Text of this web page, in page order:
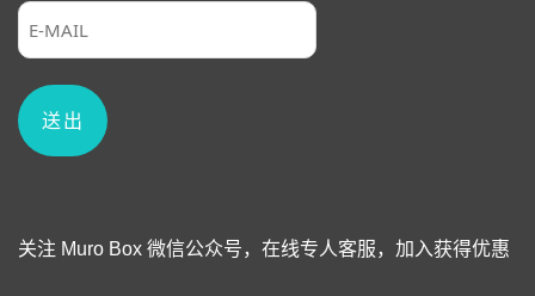
关注 Muro Box 微信公众号，在线专人客服，加入获得优惠